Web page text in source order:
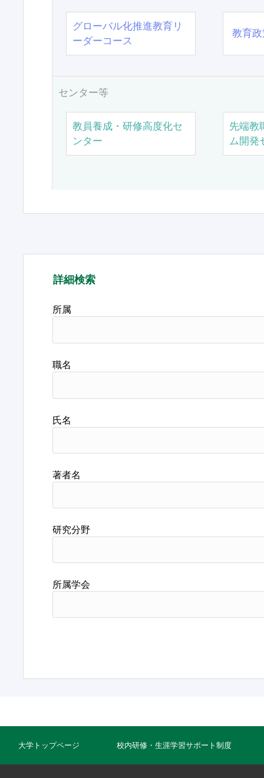
グローバル化推進教育リ
ーダーコース
教育
センター等
教員養成・研修高度化セ
ンター
先端教
ム開発
詳細検索
所属
職名
氏名
著者名
研究分野
所属学会
大学トップページ 校内研修・生涯学習サポート制度